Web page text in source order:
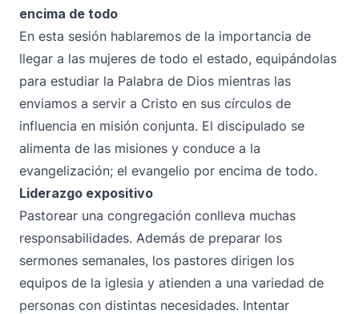
encima de todo
En esta sesión hablaremos de la importancia de
llegar a las mujeres de todo el estado, equipándolas
para estudiar la Palabra de Dios mientras las
enviamos a servir a Cristo en sus círculos de
influencia en misión conjunta. El discipulado se
alimenta de las misiones y conduce a la
evangelización; el evangelio por encima de todo.
Liderazgo expositivo
Pastorear una congregación conlleva muchas
responsabilidades. Además de preparar los
sermones semanales, los pastores dirigen los
equipos de la iglesia y atienden a una variedad de
personas con distintas necesidades. Intentar